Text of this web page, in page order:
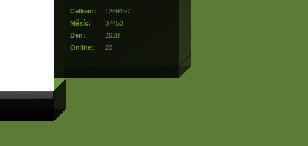
Online: 20
Celkem:
1269197
Měsíc:
37453
Den:
2028